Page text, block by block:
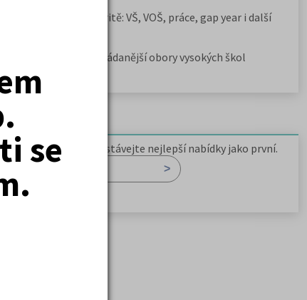
se
Rozcestník po maturitě: VŠ, VOŠ, práce, gap year i další
Jak se dostat na nejžádanější obory vysokých škol
Newsletter
Zaregistrujte se a dostávejte nejlepší nabídky jako první.